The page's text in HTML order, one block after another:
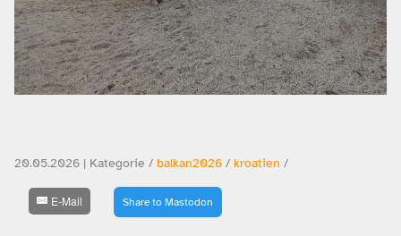
20.05.2026 | Kategorie / balkan2026 / kroatien /
E-Mail Share to Mastodon